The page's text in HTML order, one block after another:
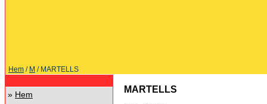
Hem / M / MARTELLS
» Hem
MARTELLS